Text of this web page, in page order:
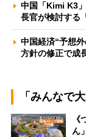
中国「Kimi K3
長官が検討する
中国経済“予想
方針の修正で成
「みんなで
ん